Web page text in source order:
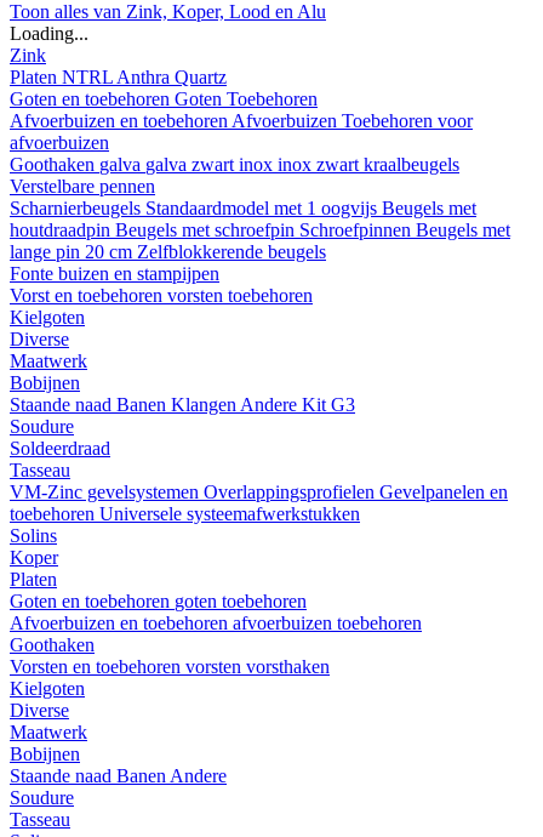
Toon alles van Zink, Koper, Lood en Alu
Loading...
Zink
Platen NTRL Anthra Quartz
Goten en toebehoren Goten Toebehoren
Afvoerbuizen en toebehoren Afvoerbuizen Toebehoren voor
afvoerbuizen
Goothaken galva galva zwart inox inox zwart kraalbeugels
Verstelbare pennen
Scharnierbeugels Standaardmodel met 1 oogvijs Beugels met
houtdraadpin Beugels met schroefpin Schroefpinnen Beugels met
lange pin 20 cm Zelfblokkerende beugels
Fonte buizen en stampijpen
Vorst en toebehoren vorsten toebehoren
Kielgoten
Diverse
Maatwerk
Bobijnen
Staande naad Banen Klangen Andere Kit G3
Soudure
Soldeerdraad
Tasseau
VM-Zinc gevelsystemen Overlappingsprofielen Gevelpanelen en
toebehoren Universele systeemafwerkstukken
Solins
Koper
Platen
Goten en toebehoren goten toebehoren
Afvoerbuizen en toebehoren afvoerbuizen toebehoren
Goothaken
Vorsten en toebehoren vorsten vorsthaken
Kielgoten
Diverse
Maatwerk
Bobijnen
Staande naad Banen Andere
Soudure
Tasseau